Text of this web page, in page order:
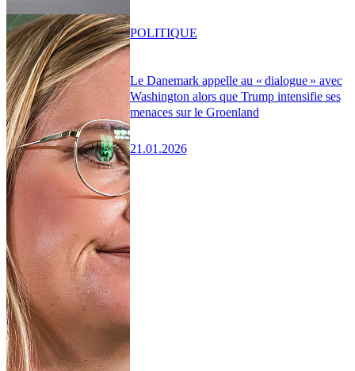
Le Danemark appelle au « dialogue » avec
Washington alors que Trump intensifie ses
menaces sur le Groenland
21.01.2026
POLITIQUE